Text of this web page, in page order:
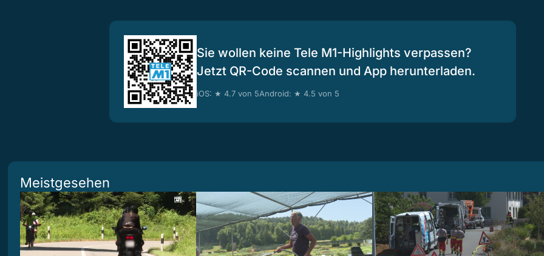
Sie wollen keine Tele M1-Highlights verpassen?
Jetzt QR-Code scannen und App herunterladen.
iOS: ★ 4.7 von 5Android: ★ 4.5 von 5
Meistgesehen